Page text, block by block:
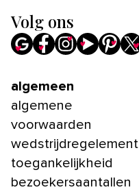
Volg ons
algemeen
algemene
voorwaarden
wedstrijdregelement
toegankelijkheid
bezoekersaantallen